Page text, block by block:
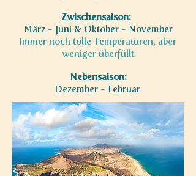
Zwischensaison:
März - Juni & Oktober - November
Immer noch tolle Temperaturen, aber
weniger überfüllt
Nebensaison:
Dezember - Februar